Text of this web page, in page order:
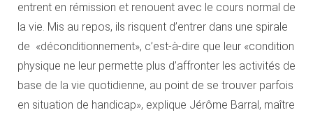
entrent en rémission et renouent avec le cours normal de
la vie. Mis au repos, ils risquent d’entrer dans une spirale
de «déconditionnement», c’est-à-dire que leur «condition
physique ne leur permette plus d’affronter les activités de
base de la vie quotidienne, au point de se trouver parfois
en situation de handicap», explique Jérôme Barral, maître